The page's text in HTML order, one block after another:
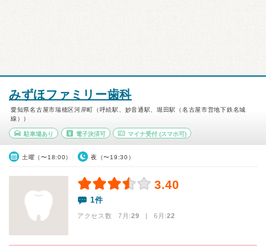
みずほファミリー歯科
愛知県名古屋市瑞穂区河岸町（呼続駅、妙音通駅、堀田駅（名古屋市営地下鉄名城
線））
駐車場あり 電子決済可 マイナ受付 (スマホ可)
土曜（〜18:00） 夜（〜19:30）
3.40
1件
アクセス数 7月:29 | 6月:22